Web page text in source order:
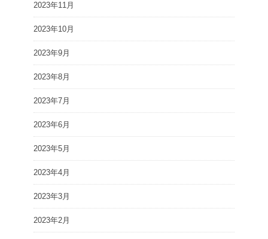
2023年11月
2023年10月
2023年9月
2023年8月
2023年7月
2023年6月
2023年5月
2023年4月
2023年3月
2023年2月